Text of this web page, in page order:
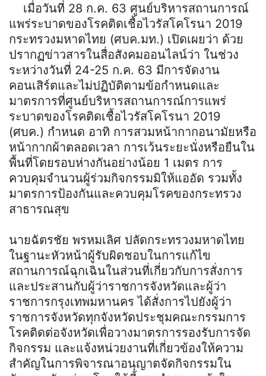
เมื่อวันที่ 28 ก.ค. 63 ศูนย์บริหารสถานการณ์
แพร่ระบาดของโรคติดเชื้อไวรัสโคโรนา 2019
กระทรวงมหาดไทย (ศบค.มท.) เปิดเผยว่า ด้วย
ปรากฏข่าวสารในสื่อสังคมออนไลน์ว่า ในช่วง
ระหว่างวันที่ 24-25 ก.ค. 63 มีการจัดงาน
คอนเสิร์ตและไม่ปฏิบัติตามข้อกำหนดและ
มาตรการที่ศูนย์บริหารสถานการณ์การแพร่
ระบาดของโรคติดเชื้อไวรัสโคโรนา 2019
(ศบค.) กำหนด อาทิ การสวมหน้ากากอนามัยหรือ
หน้ากากผ้าตลอดเวลา การเว้นระยะนั่งหรือยืนใน
พื้นที่โดยรอบห่างกันอย่างน้อย 1 เมตร การ
ควบคุมจำนวนผู้ร่วมกิจกรรมมิให้แออัด รวมทั้ง
มาตรการป้องกันและควบคุมโรคของกระทรวง
สาธารณสุข
นายฉัตรชัย พรหมเลิศ ปลัดกระทรวงมหาดไทย
ในฐานะหัวหน้าผู้รับผิดชอบในการแก้ไข
สถานการณ์ฉุกเฉินในส่วนที่เกี่ยวกับการสั่งการ
และประสานกับผู้ว่าราชการจังหวัดและผู้ว่า
ราชการกรุงเทพมหานคร ได้สั่งการไปยังผู้ว่า
ราชการจังหวัดทุกจังหวัดประชุมคณะกรรมการ
โรคติดต่อจังหวัดเพื่อวางมาตรการรองรับการจัด
กิจกรรม และแจ้งหน่วยงานที่เกี่ยวข้องให้ความ
สำคัญในการพิจารณาอนุญาตจัดกิจกรรมใน